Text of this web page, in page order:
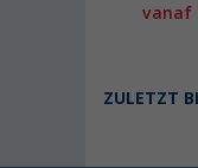
vanaf
ZULETZT